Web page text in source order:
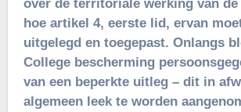
over de territoriale werking van de
hoe artikel 4, eerste lid, ervan
uitgelegd en toegepast. Onlangs
College bescherming
van een beperkte uitleg – dit in
algemeen leek te worden